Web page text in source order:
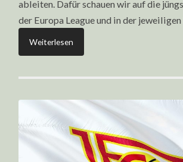
ableiten. Dafür schauen wir auf die
der Europa League und in der jeweiligen
Weiterlesen